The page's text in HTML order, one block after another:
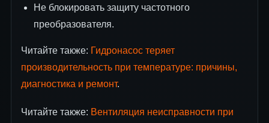
Не блокировать защиту частотного
преобразователя.
Читайте также: Гидронасос теряет
производительность при температуре: причины,
диагностика и ремонт.
Читайте также: Вентиляция неисправности при